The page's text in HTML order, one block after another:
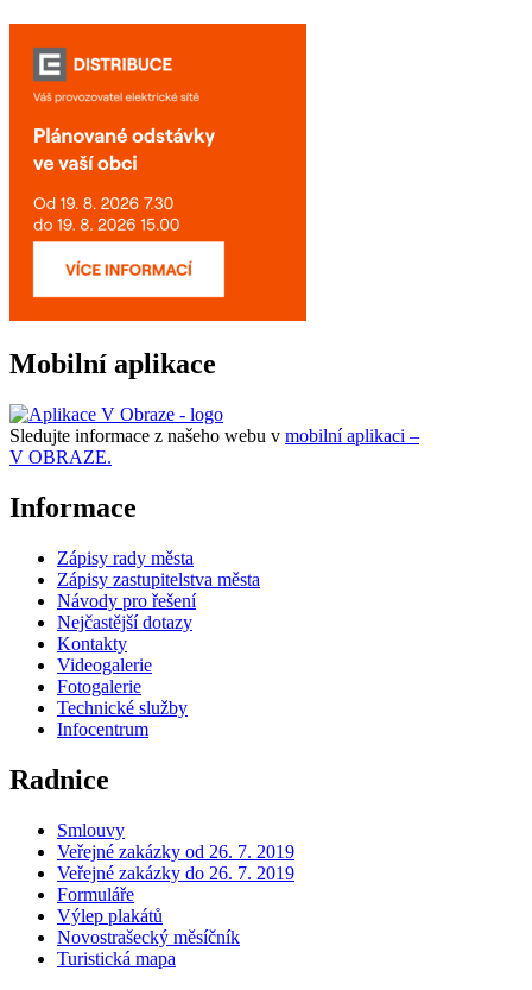
Mobilní aplikace
Sledujte informace z našeho webu v mobilní aplikaci –
V OBRAZE.
Informace
Zápisy rady města
Zápisy zastupitelstva města
Návody pro řešení
Nejčastější dotazy
Kontakty
Videogalerie
Fotogalerie
Technické služby
Infocentrum
Radnice
Smlouvy
Veřejné zakázky od 26. 7. 2019
Veřejné zakázky do 26. 7. 2019
Formuláře
Výlep plakátů
Novostrašecký měsíčník
Turistická mapa